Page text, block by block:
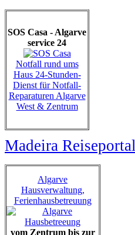
SOS Casa - Algarve
service 24
Notfall rund ums
Haus 24-Stunden-
Dienst für Notfall-
Reparaturen Algarve
West & Zentrum
Madeira Reiseportal
Algarve
Hausverwaltung,
Ferienhausbetreuung
vom Zentrum bis zur